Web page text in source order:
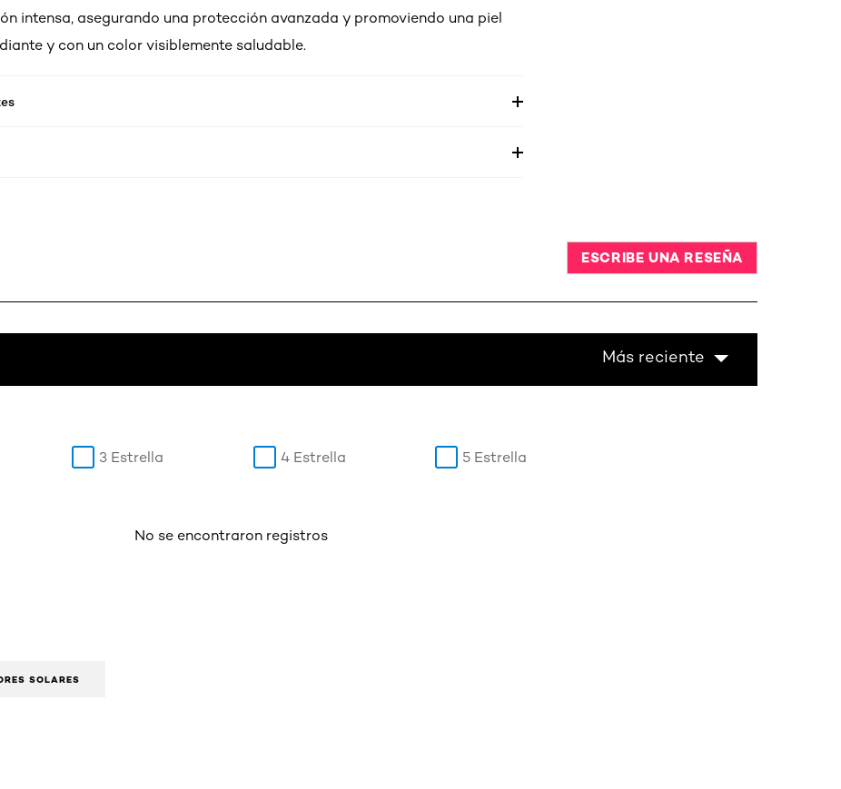
intensa, asegurando una protección avanzada y promoviendo una piel
y con un color visiblemente saludable.
ESCRIBE UNA RESEÑA
Más reciente
3 Estrella 4 Estrella 5 Estrella
No se encontraron registros
SOLARES